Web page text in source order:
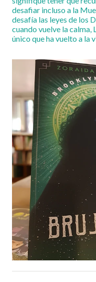
desafiar incluso a la
desafía las leyes de los
cuando vuelve la calma,
único que ha vuelto a la